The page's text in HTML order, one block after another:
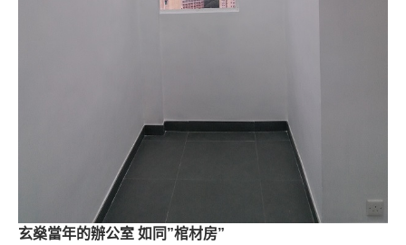
玄燊當年的辦公室 如同”棺材房”